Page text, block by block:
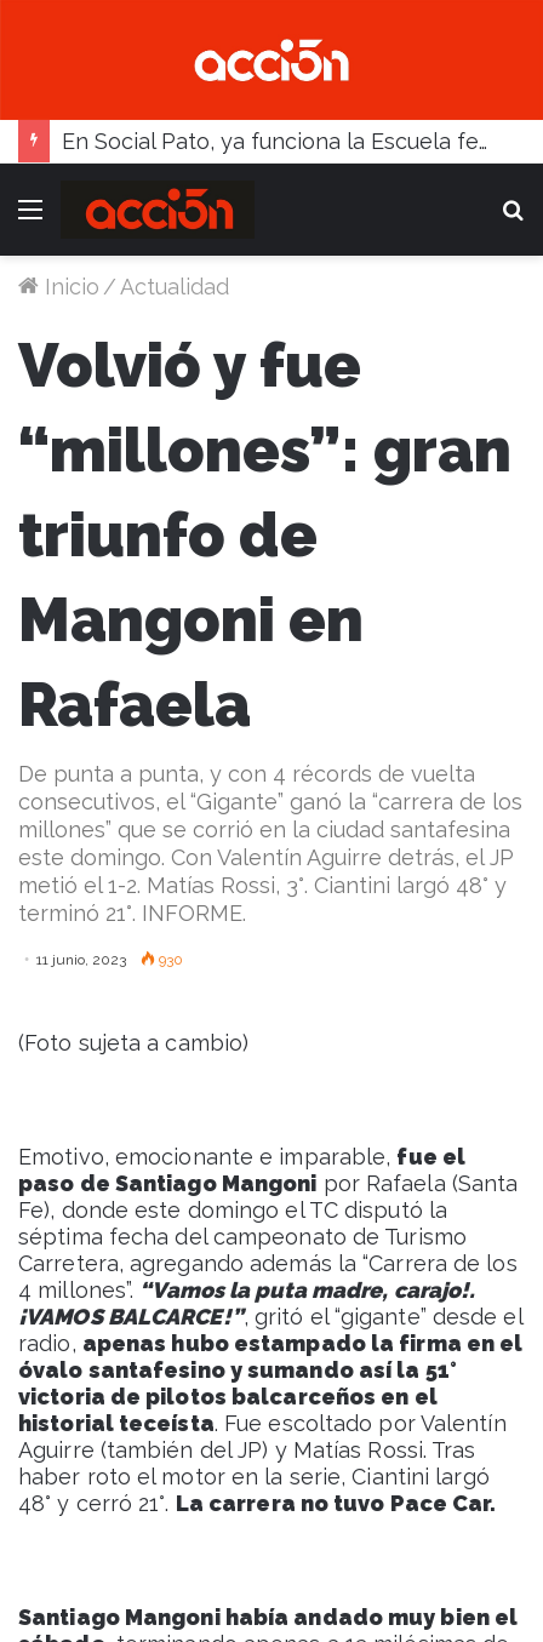
En Social Pato, ya funciona la Escuela femenina de paleta
Menú
Inicio /Actualidad
Volvió y fue
“millones”: gran
triunfo de
Mangoni en
Rafaela
De punta a punta, y con 4 récords de vuelta
consecutivos, el “Gigante” ganó la “carrera de los
millones” que se corrió en la ciudad santafesina
este domingo. Con Valentín Aguirre detrás, el JP
metió el 1-2. Matías Rossi, 3°. Ciantini largó 48° y
terminó 21°. INFORME.
11 junio, 2023 930
(Foto sujeta a cambio)
Emotivo, emocionante e imparable, fue el
paso de Santiago Mangoni por Rafaela (Santa
Fe), donde este domingo el TC disputó la
séptima fecha del campeonato de Turismo
Carretera, agregando además la “Carrera de los
4 millones”. “Vamos la puta madre, carajo!.
¡VAMOS BALCARCE!”, gritó el “gigante” desde el
radio, apenas hubo estampado la firma en el
óvalo santafesino y sumando así la 51°
victoria de pilotos balcarceños en el
historial teceísta. Fue escoltado por Valentín
Aguirre (también del JP) y Matías Rossi. Tras
haber roto el motor en la serie, Ciantini largó
48° y cerró 21°. La carrera no tuvo Pace Car.
Santiago Mangoni había andado muy bien el